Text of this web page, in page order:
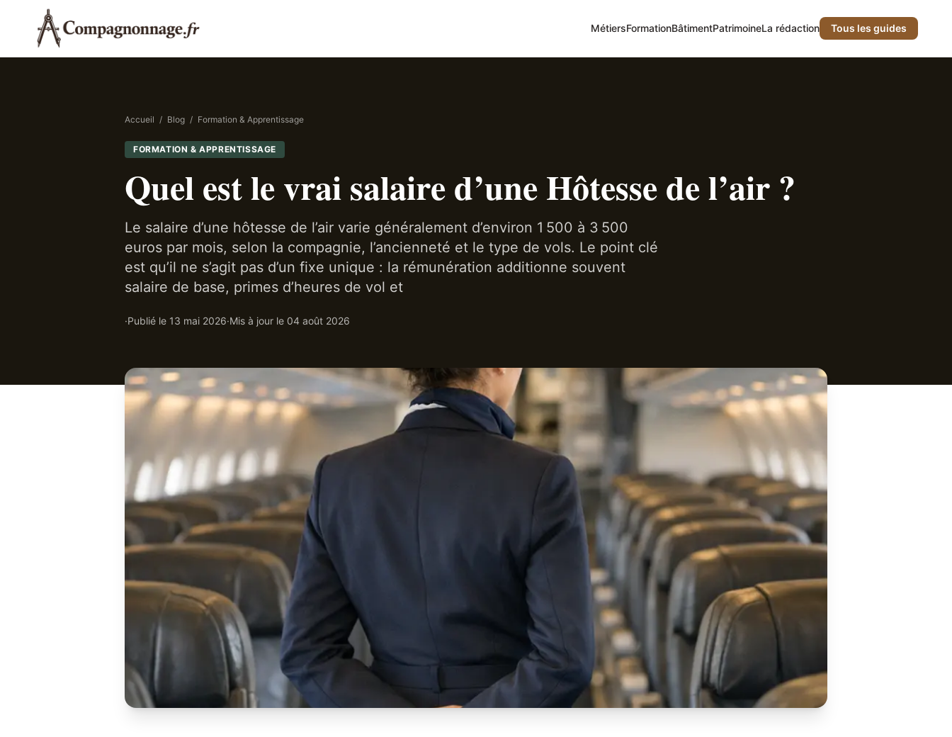
MétiersFormationBâtimentPatrimoineLa rédaction Tous les guides
Accueil / Blog / Formation & Apprentissage
FORMATION & APPRENTISSAGE
Quel est le vrai salaire d’une Hôtesse de l’air ?
Le salaire d’une hôtesse de l’air varie généralement d’environ 1 500 à 3 500
euros par mois, selon la compagnie, l’ancienneté et le type de vols. Le point clé
est qu’il ne s’agit pas d’un fixe unique : la rémunération additionne souvent
salaire de base, primes d’heures de vol et
·Publié le 13 mai 2026·Mis à jour le 04 août 2026